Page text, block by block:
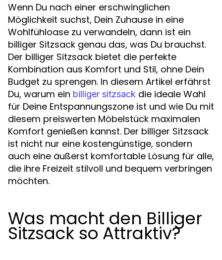
Wenn Du nach einer erschwinglichen
Möglichkeit suchst, Dein Zuhause in eine
Wohlfühloase zu verwandeln, dann ist ein
billiger Sitzsack genau das, was Du brauchst.
Der billiger Sitzsack bietet die perfekte
Kombination aus Komfort und Stil, ohne Dein
Budget zu sprengen. In diesem Artikel erfährst
Du, warum ein billiger sitzsack die ideale Wahl
für Deine Entspannungszone ist und wie Du mit
diesem preiswerten Möbelstück maximalen
Komfort genießen kannst. Der billiger Sitzsack
ist nicht nur eine kostengünstige, sondern
auch eine äußerst komfortable Lösung für alle,
die ihre Freizeit stilvoll und bequem verbringen
möchten.
Was macht den Billiger
Sitzsack so Attraktiv?